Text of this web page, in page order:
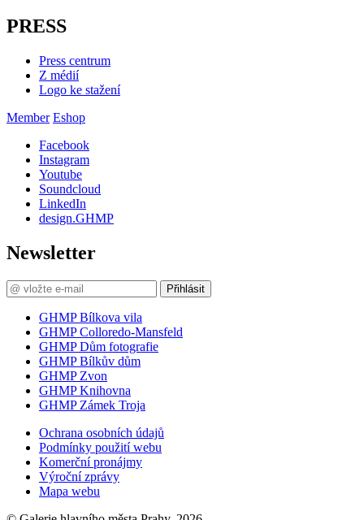
PRESS
Press centrum
Z médií
Logo ke stažení
Member Eshop
Facebook
Instagram
Youtube
Soundcloud
LinkedIn
design.GHMP
Newsletter
Přihlásit
GHMP Bílkova vila
GHMP Colloredo-Mansfeld
GHMP Dům fotografie
GHMP Bílkův dům
GHMP Zvon
GHMP Knihovna
GHMP Zámek Troja
Ochrana osobních údajů
Podmínky použití webu
Komerční pronájmy
Výroční zprávy
Mapa webu